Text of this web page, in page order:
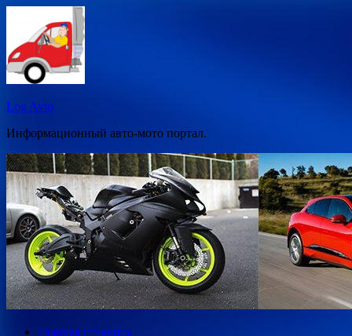
содержимому
Log Avto
Информационный авто-мото портал.
Главная страница